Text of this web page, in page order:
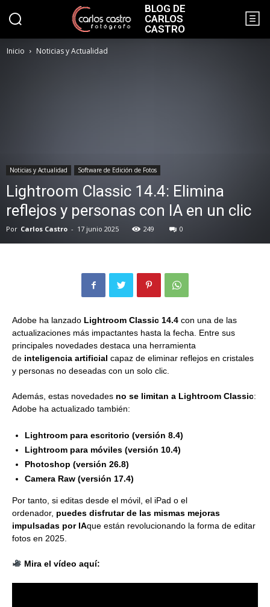
BLOG DE
CARLOS
CASTRO
Inicio Noticias y Actualidad
Noticias y Actualidad Software de Edición de Fotos
Lightroom Classic 14.4: Elimina
reflejos y personas con IA en un clic
Por Carlos Castro - 17 junio 2025 249 0
Adobe ha lanzado Lightroom Classic 14.4 con una de las
actualizaciones más impactantes hasta la fecha. Entre sus
principales novedades destaca una herramienta
de inteligencia artificial capaz de eliminar reflejos en cristales
y personas no deseadas con un solo clic.
Además, estas novedades no se limitan a Lightroom Classic:
Adobe ha actualizado también:
Lightroom para escritorio (versión 8.4)
Lightroom para móviles (versión 10.4)
Photoshop (versión 26.8)
Camera Raw (versión 17.4)
Por tanto, si editas desde el móvil, el iPad o el
ordenador, puedes disfrutar de las mismas mejoras
impulsadas por IAque están revolucionando la forma de editar
fotos en 2025.
Mira el vídeo aquí: